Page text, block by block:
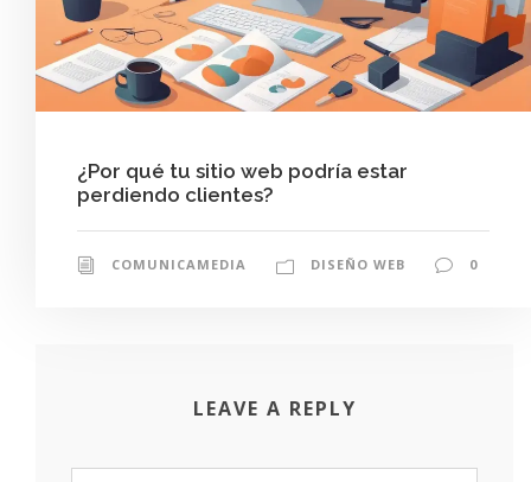
¿Por qué tu sitio web podría estar
perdiendo clientes?
COMUNICAMEDIA DISEÑO WEB 0
LEAVE A REPLY